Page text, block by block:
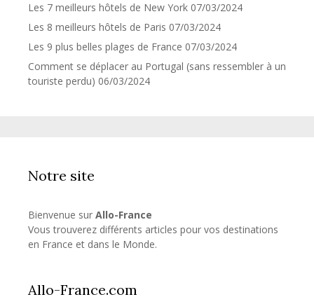
Les 7 meilleurs hôtels de New York 07/03/2024
Les 8 meilleurs hôtels de Paris 07/03/2024
Les 9 plus belles plages de France 07/03/2024
Comment se déplacer au Portugal (sans ressembler à un
touriste perdu) 06/03/2024
Notre site
Bienvenue sur Allo-France
Vous trouverez différents articles pour vos destinations
en France et dans le Monde.
Allo-France.com